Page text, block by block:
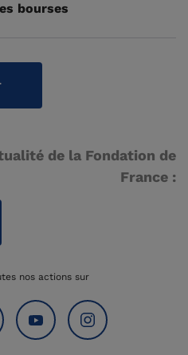
bourses
de la Fondation de
France :
nos actions sur